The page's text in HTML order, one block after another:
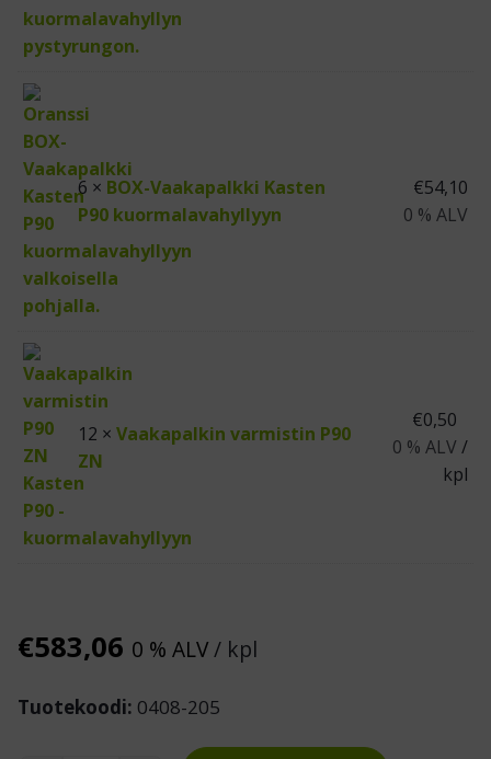
6 × BOX-Vaakapalkki Kasten
P90 kuormalavahyllyyn
€54,10
0 % ALV
12 × Vaakapalkin varmistin P90
ZN
€0,50
0 % ALV /
kpl
€583,06 0 % ALV/ kpl
Tuotekoodi: 0408-205